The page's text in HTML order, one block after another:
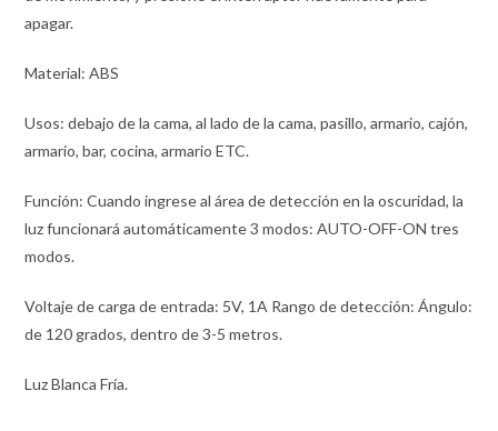
apagar.
Material: ABS
Usos: debajo de la cama, al lado de la cama, pasillo, armario, cajón,
armario, bar, cocina, armario ETC.
Función: Cuando ingrese al área de detección en la oscuridad, la
luz funcionará automáticamente 3 modos: AUTO-OFF-ON tres
modos.
Voltaje de carga de entrada: 5V, 1A Rango de detección: Ángulo:
de 120 grados, dentro de 3-5 metros.
Luz Blanca Fría.